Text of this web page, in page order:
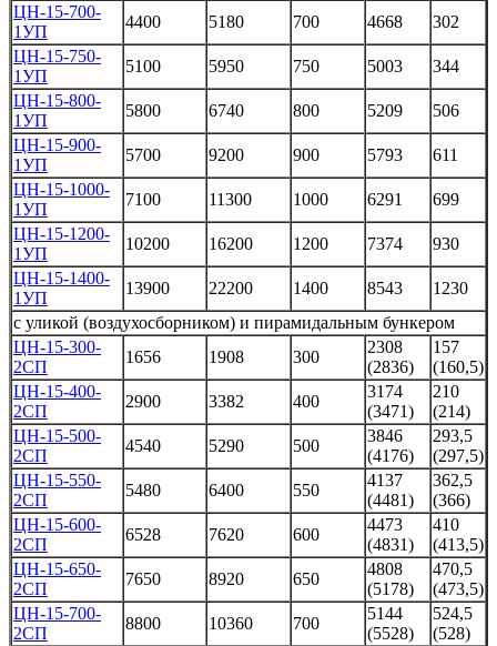
ЦН-15-700-
1УП
4400 5180 700 4668
302
ЦН-15-750-
1УП
5100 5950 750 5003
344
ЦН-15-800-
1УП
5800 6740 800 5209
506
ЦН-15-900-
1УП
5700 9200 900 5793
611
ЦН-15-1000-
1УП
7100 11300 1000 6291
699
ЦН-15-1200-
1УП
10200 16200 1200 7374
930
ЦН-15-1400-
1УП
13900 22200 1400 8543
1230
с уликой (воздухосборником) и пирамидальным бункером
ЦН-15-300-
2СП
1656 1908 300
2308
(2836)
157
(160,5)
ЦН-15-400-
2СП
2900 3382 400
3174
(3471)
210
(214)
ЦН-15-500-
2СП
4540 5290 500
3846
(4176)
293,5
(297,5)
ЦН-15-550-
2СП
5480 6400 550
4137
(4481)
362,5
(366)
ЦН-15-600-
2СП
6528 7620 600
4473
(4831)
410
(413,5)
ЦН-15-650-
2СП
7650 8920 650
4808
(5178)
470,5
(473,5)
ЦН-15-700-
2СП
8800 10360 700
5144
(5528)
524,5
(528)